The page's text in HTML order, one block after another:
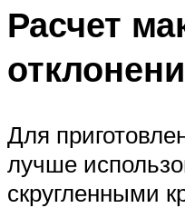
Расчет
Для
лучше
скругленными